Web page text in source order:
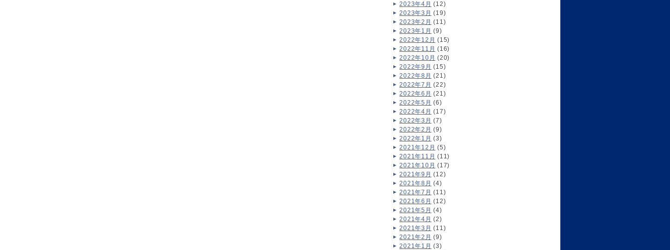
2023年4月 (12)
2023年3月 (19)
2023年2月 (11)
2023年1月 (9)
2022年12月 (15)
2022年11月 (16)
2022年10月 (20)
2022年9月 (15)
2022年8月 (21)
2022年7月 (22)
2022年6月 (21)
2022年5月 (6)
2022年4月 (17)
2022年3月 (7)
2022年2月 (9)
2022年1月 (3)
2021年12月 (5)
2021年11月 (11)
2021年10月 (17)
2021年9月 (12)
2021年8月 (4)
2021年7月 (11)
2021年6月 (12)
2021年5月 (4)
2021年4月 (2)
2021年3月 (11)
2021年2月 (9)
2021年1月 (3)